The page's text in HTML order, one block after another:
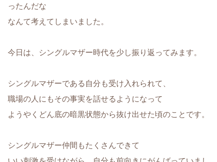
ったんだな
なんて考えてしまいました。
今日は、シングルマザー時代を少し振り返ってみます。
シングルマザーである自分も受け入れられて、
職場の人にもその事実を話せるようになって
ようやくどん底の暗黒状態から抜け出せた頃のことです。
シングルマザー仲間もたくさんできて